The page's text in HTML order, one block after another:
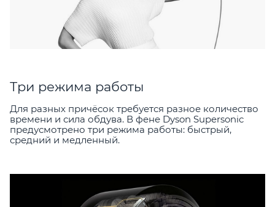
Три режима работы
Для разных причёсок требуется разное количество
времени и сила обдува. В фене Dyson Supersonic
предусмотрено три режима работы: быстрый,
средний и медленный.